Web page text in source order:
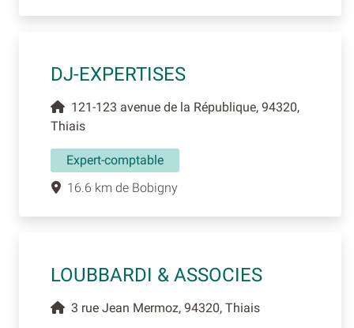
DJ-EXPERTISES
121-123 avenue de la République, 94320,
Thiais
Expert-comptable
16.6 km de Bobigny
LOUBBARDI & ASSOCIES
3 rue Jean Mermoz, 94320, Thiais